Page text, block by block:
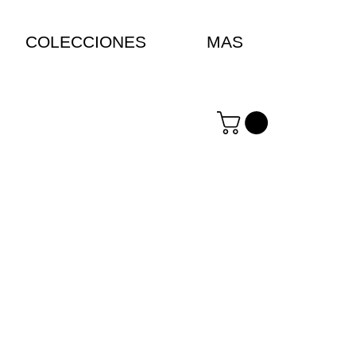
COLECCIONES MAS